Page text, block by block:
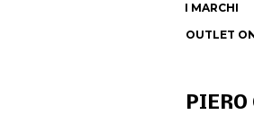
I MARCHI
OUTLET
PIERO